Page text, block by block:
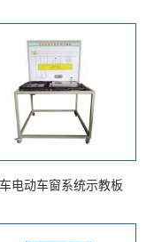
电动车窗系统示教板